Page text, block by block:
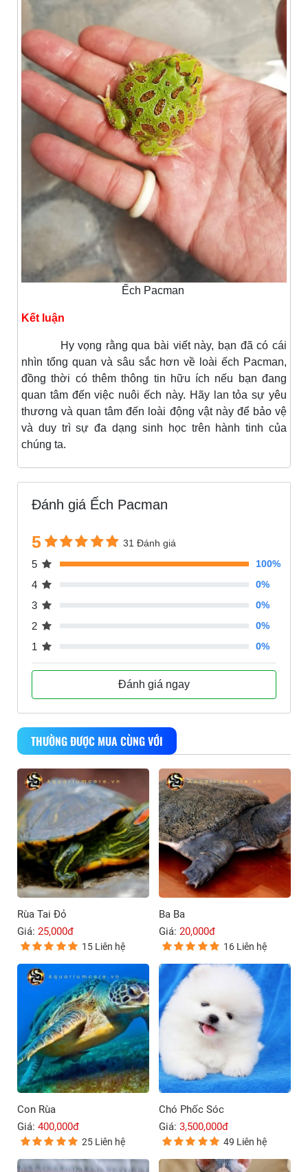
Ếch Pacman
Kết luận
Hy vọng rằng qua bài viết này, bạn đã có cái
nhìn tổng quan và sâu sắc hơn về loài ếch Pacman,
đồng thời có thêm thông tin hữu ích nếu bạn đang
quan tâm đến việc nuôi ếch này. Hãy lan tỏa sự yêu
thương và quan tâm đến loài động vật này để bảo vệ
và duy trì sự đa dạng sinh học trên hành tinh của
chúng ta.
Đánh giá Ếch Pacman
5 31 Đánh giá
5 100%
4 0%
3 0%
2 0%
1 0%
Đánh giá ngay
THƯỜNG ĐƯỢC MUA CÙNG VỚI
Rùa Tai Đỏ
Giá: 25,000đ
15 Liên hệ
Ba Ba
Giá: 20,000đ
16 Liên hệ
Con Rùa
Giá: 400,000đ
25 Liên hệ
Chó Phốc Sóc
Giá: 3,500,000đ
49 Liên hệ